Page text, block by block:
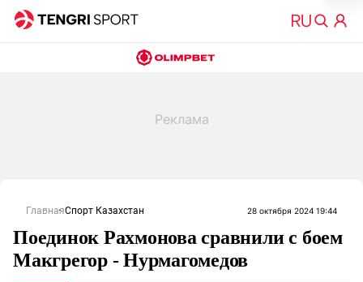
ГлавнаяСпорт Казахстан 28 октября 2024 19:44
Поединок Рахмонова сравнили с боем
Макгрегор - Нурмагомедов